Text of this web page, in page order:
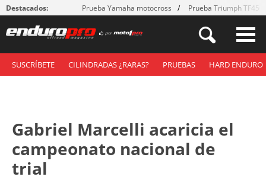
Destacados: Prueba Yamaha motocross Prueba Triumph
SUSCRÍBETE CILINDRADAS ¿RARAS? PRUEBAS HARD ENDURO
Gabriel Marcelli acaricia el
campeonato nacional de
trial